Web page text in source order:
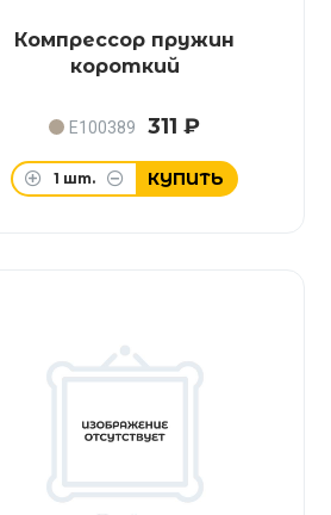
Компрессор пружин
короткий
E100389 311 ₽
1 шт. КУПИТЬ